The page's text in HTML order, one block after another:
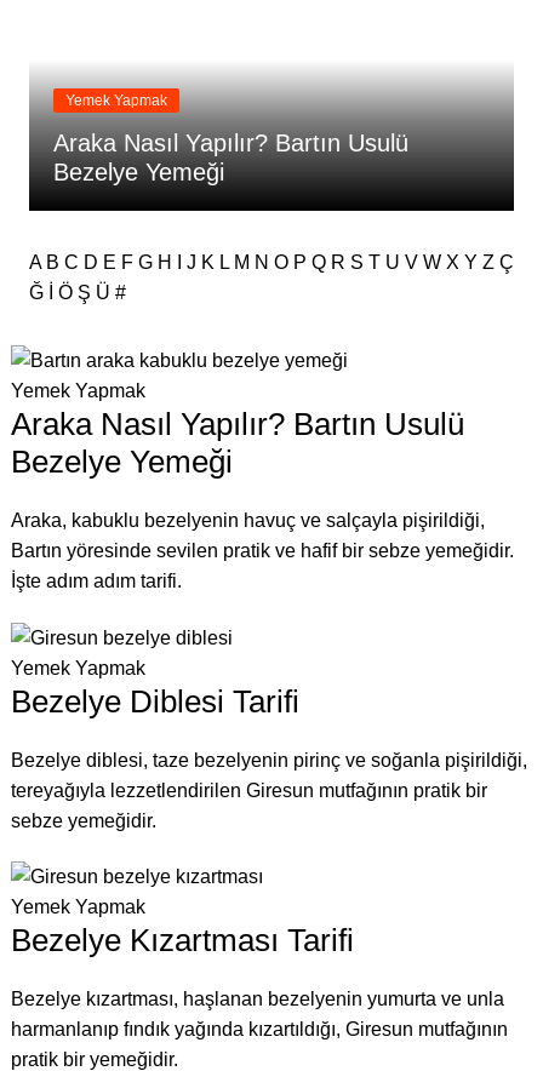
Yemek Yapmak
Araka Nasıl Yapılır? Bartın Usulü
Bezelye Yemeği
A B C D E F G H J K L M N O P Q R S T U V W X Y Z Ç
Ğ
Ö Ş Ü #
Yemek Yapmak
Araka Nasıl Yapılır? Bartın Usulü
Bezelye Yemeği
Araka, kabuklu bezelyenin havuç ve salçayla pişirildiği,
Bartın yöresinde sevilen pratik ve hafif bir sebze yemeğidir.
İşte adım adım tarifi.
Yemek Yapmak
Bezelye Diblesi Tarifi
Bezelye diblesi, taze bezelyenin pirinç ve soğanla pişirildiği,
tereyağıyla lezzetlendirilen Giresun mutfağının pratik bir
sebze yemeğidir.
Yemek Yapmak
Bezelye Kızartması Tarifi
Bezelye kızartması, haşlanan bezelyenin yumurta ve unla
harmanlanıp fındık yağında kızartıldığı, Giresun mutfağının
pratik bir yemeğidir.